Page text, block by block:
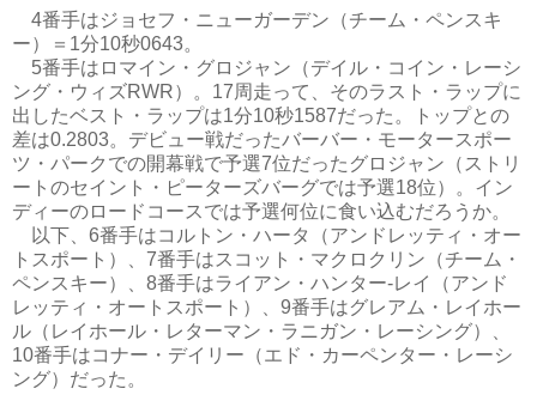
4番手はジョセフ・ニューガーデン（チーム・ペンスキ
ー）＝1分10秒0643。
5番手はロマイン・グロジャン（デイル・コイン・レーシ
ング・ウィズRWR）。17周走って、そのラスト・ラップに
出したベスト・ラップは1分10秒1587だった。トップとの
差は0.2803。デビュー戦だったバーバー・モータースポー
ツ・パークでの開幕戦で予選7位だったグロジャン（ストリ
ートのセイント・ピーターズバーグでは予選18位）。イン
ディーのロードコースでは予選何位に食い込むだろうか。
以下、6番手はコルトン・ハータ（アンドレッティ・オー
トスポート）、7番手はスコット・マクロクリン（チーム・
ペンスキー）、8番手はライアン・ハンター-レイ（アンド
レッティ・オートスポート）、9番手はグレアム・レイホー
ル（レイホール・レターマン・ラニガン・レーシング）、
10番手はコナー・デイリー（エド・カーペンター・レーシ
ング）だった。